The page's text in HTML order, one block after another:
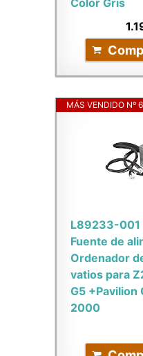
Color Gris
MÁS VENDIDO Nº 6
L89233-001
Fuente de
Ordenador
vatios para
G5 +Pavilion
2000